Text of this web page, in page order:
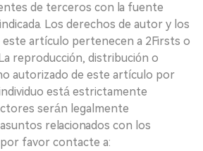
de terceros con la fuente
Los derechos de autor y los
este artículo pertenecen a 2Firsts o
reproducción, distribución o
autorizado de este artículo por
está estrictamente
serán legalmente
relacionados con los
favor contacte a: